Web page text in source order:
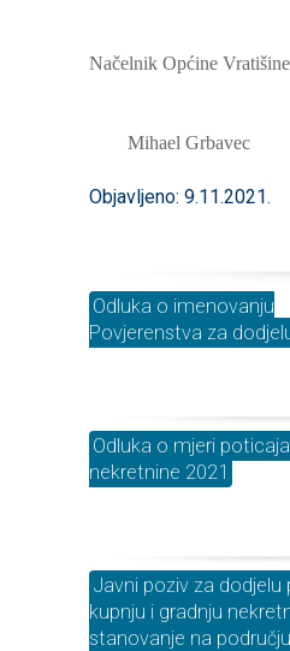
Načelnik Općine
Mihael Grbavec
Objavljeno: 9.11.2021.
Odluka o imenovanju
Povjerenstva za
Odluka o mjeri
nekretnine 2021
Javni poziv za dodjelu
kupnju i gradnju
stanovanje na